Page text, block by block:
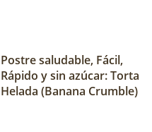
Postre saludable, Fácil,
Rápido y sin azúcar: Torta
Helada (Banana Crumble)